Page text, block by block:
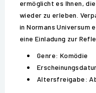
ermöglicht es Ihnen,
wieder zu erleben.
in Normans Universum
eine Einladung zur
Genre: Komödie
Altersfreigabe: